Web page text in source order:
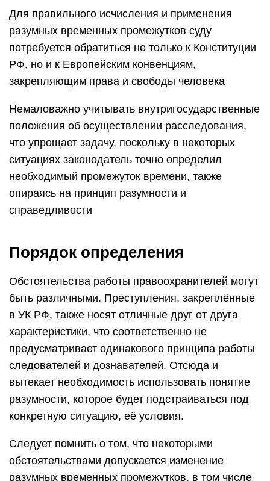
Для правильного исчисления и применения
разумных временных промежутков суду
потребуется обратиться не только к Конституции
РФ, но и к Европейским конвенциям,
закрепляющим права и свободы человека
Немаловажно учитывать внутригосударственные
положения об осуществлении расследования,
что упрощает задачу, поскольку в некоторых
ситуациях законодатель точно определил
необходимый промежуток времени, также
опираясь на принцип разумности и
справедливости
Порядок определения
Обстоятельства работы правоохранителей могут
быть различными. Преступления, закреплённые
в УК РФ, также носят отличные друг от друга
характеристики, что соответственно не
предусматривает одинакового принципа работы
следователей и дознавателей. Отсюда и
вытекает необходимость использовать понятие
разумности, которое будет подстраиваться под
конкретную ситуацию, её условия.
Следует помнить о том, что некоторыми
обстоятельствами допускается изменение
разумных временных промежутков, в том числе